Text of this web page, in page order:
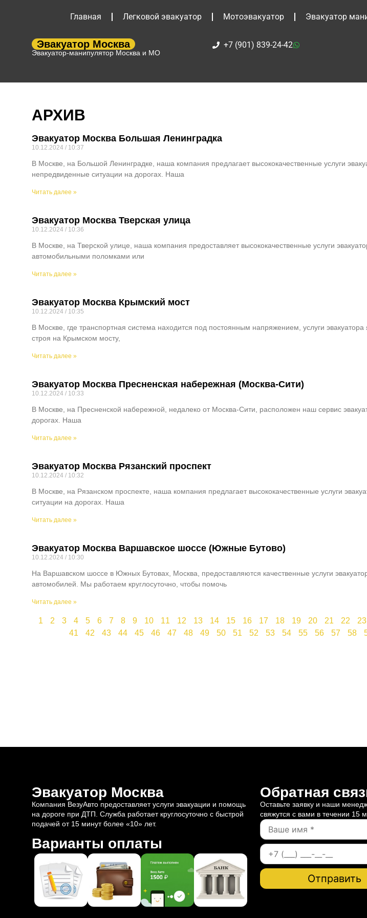
Главная Легковой эвакуатор Мотоэвакуатор Эвакуатор
Эвакуатор Москва
Эвакуатор-манипулятор Москва и МО
+7 (901) 839-24-42
АРХИВ
Эвакуатор Москва Большая Ленинградка
10.12.2024 10:37
В Москве, на Большой Ленинградке, наша компания предлагает высококачественные услуги
непредвиденные ситуации на дорогах. Наша
Читать далее »
Эвакуатор Москва Тверская улица
10.12.2024 10:36
В Москве, на Тверской улице, наша компания предоставляет высококачественные услуги
автомобильными поломками или
Читать далее »
Эвакуатор Москва Крымский мост
10.12.2024 10:35
В Москве, где транспортная система находится под постоянным напряжением, услуги
строя на Крымском мосту,
Читать далее »
Эвакуатор Москва Пресненская набережная (Москва-Сити)
10.12.2024 10:33
В Москве, на Пресненской набережной, недалеко от Москва-Сити, расположен наш сервис
дорогах. Наша
Читать далее »
Эвакуатор Москва Рязанский проспект
10.12.2024 10:32
В Москве, на Рязанском проспекте, наша компания предлагает высококачественные услуги
ситуации на дорогах. Наша
Читать далее »
Эвакуатор Москва Варшавское шоссе (Южные Бутово)
10.12.2024 10:30
На Варшавском шоссе в Южных Бутовах, Москва, предоставляются качественные услуги
автомобилей. Мы работаем круглосуточно, чтобы помочь
Читать далее »
1 2 3 4 5 6 7 8 9 10 11 12 13 14 15 16 17 18 19 20 21 22 23
41
42 43 44 45 46 47 48 49 50 51 52 53 54 55 56 57 58
Эвакуатор Москва
Компания ВезуАвто предоставляет услуги эвакуации и помощь
на дороге при ДТП. Служба работает круглосуточно с быстрой
подачей от 15 минут более «10» лет.
Варианты оплаты
Обратная
Оставьте заявку и наши
свяжутся с вами в течении 15